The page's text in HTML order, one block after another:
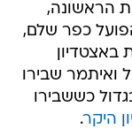
הראשונה,
כפר שלם,
באצטדיון
ואיתמר שבירו
כששבירו
היקר.